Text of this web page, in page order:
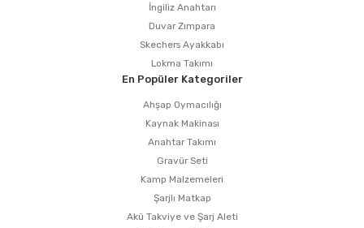
İngiliz Anahtarı
Duvar Zımpara
Skechers Ayakkabı
Lokma Takımı
En Popüler Kategoriler
Ahşap Oymacılığı
Kaynak Makinası
Anahtar Takımı
Gravür Seti
Kamp Malzemeleri
Şarjlı Matkap
Akü Takviye ve Şarj Aleti